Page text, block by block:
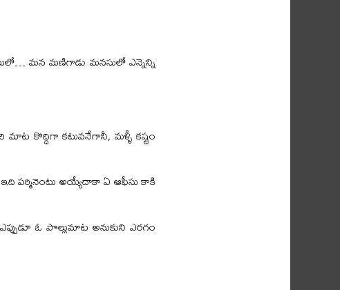
మన మణిగాడు మనసులో ఎన్నెన్ని
కొద్దిగా కటువనేగానీ, మళ్ళీ కష్టం
పర్మినెంటు అయ్యేదాకా ఏ ఆఫీసు కాకి
ఓ పొల్లుమాట అనుకుని ఎరగం